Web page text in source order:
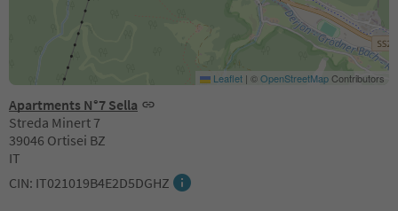
Apartments N°7 Sella
Streda Minert 7
39046 Ortisei BZ
IT
CIN: IT021019B4E2D5DGHZ
Leaflet | ©OpenStreetMapContributors